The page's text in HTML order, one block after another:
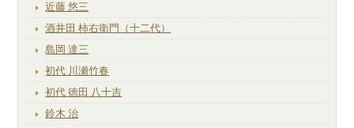
近藤 悠三
酒井田 柿右衛門（十二代）
島岡 達三
初代 川瀬竹春
初代 徳田 八十吉
鈴木 治